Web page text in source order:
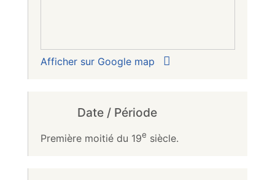
Afficher sur Google map
Date / Période
Première moitié du 19e siècle.